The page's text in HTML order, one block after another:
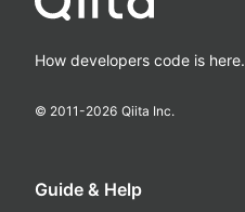
How developers code is here.
© 2011-2026 Qiita Inc.
Guide & Help